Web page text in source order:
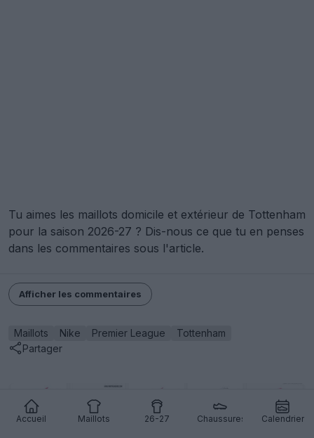
Accueil Maillots 26-27 Chaussures Calendrier
Tu aimes les maillots domicile et extérieur de Tottenham
pour la saison 2026-27 ? Dis-nous ce que tu en penses
dans les commentaires sous l'article.
Afficher les commentaires
Maillots Nike Premier League
Tottenham
Partager